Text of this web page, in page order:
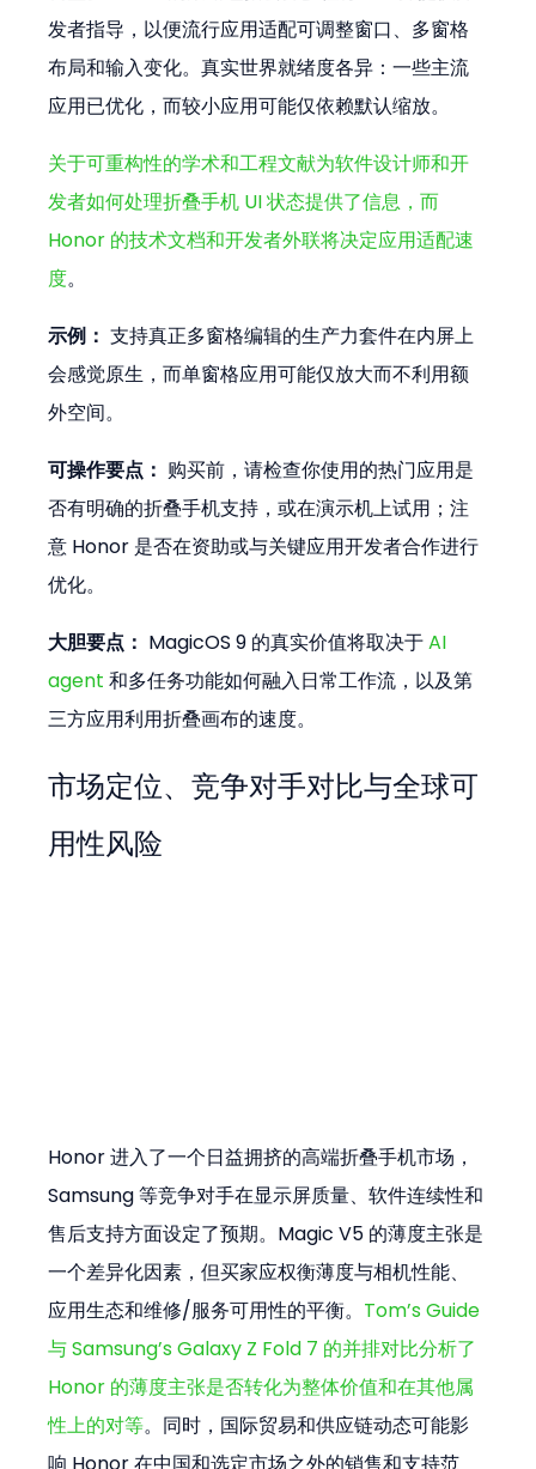
发者指导，以便流行应用适配可调整窗口、多窗格
布局和输入变化。真实世界就绪度各异：一些主流
应用已优化，而较小应用可能仅依赖默认缩放。
关于可重构性的学术和工程文献为软件设计师和开
发者如何处理折叠手机 UI 状态提供了信息，而
Honor 的技术文档和开发者外联将决定应用适配速
度。
示例： 支持真正多窗格编辑的生产力套件在内屏上
会感觉原生，而单窗格应用可能仅放大而不利用额
外空间。
可操作要点： 购买前，请检查你使用的热门应用是
否有明确的折叠手机支持，或在演示机上试用；注
意 Honor 是否在资助或与关键应用开发者合作进行
优化。
大胆要点： MagicOS 9 的真实价值将取决于 AI
agent 和多任务功能如何融入日常工作流，以及第
三方应用利用折叠画布的速度。
市场定位、竞争对手对比与全球可
用性风险
Honor 进入了一个日益拥挤的高端折叠手机市场，
Samsung 等竞争对手在显示屏质量、软件连续性和
售后支持方面设定了预期。Magic V5 的薄度主张是
一个差异化因素，但买家应权衡薄度与相机性能、
应用生态和维修/服务可用性的平衡。 Tom’s Guide
与 Samsung’s Galaxy Z Fold 7 的并排对比分析了
Honor 的薄度主张是否转化为整体价值和在其他属
性上的对等。同时，国际贸易和供应链动态可能影